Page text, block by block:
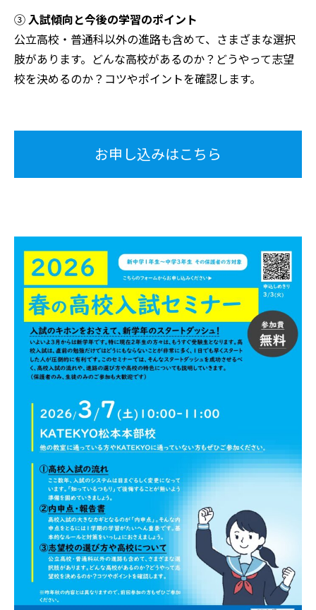
③入試傾向と今後の学習のポイント
公立高校・普通科以外の進路も含めて、さまざまな選択
肢があります。どんな高校があるのか？どうやって志望
校を決めるのか？コツやポイントを確認します。
お申し込みはこちら